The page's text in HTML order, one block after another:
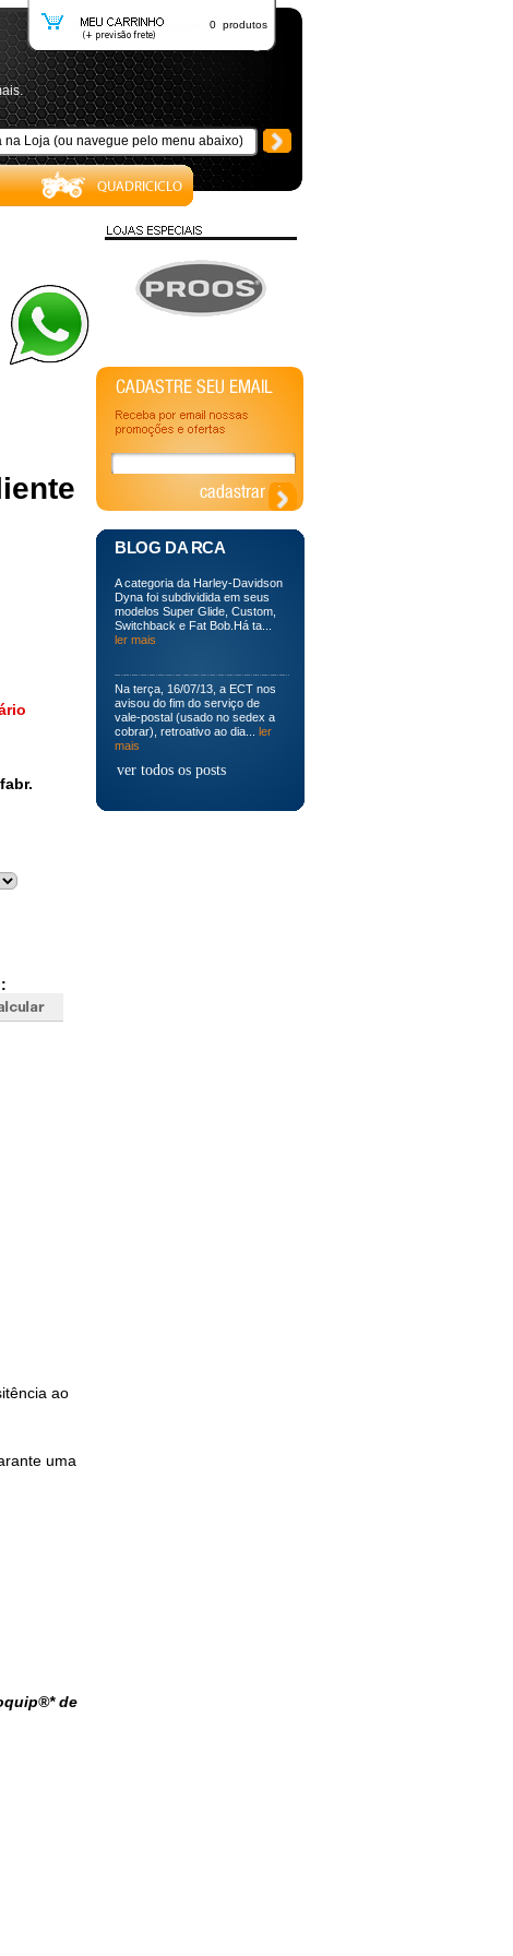
0 produtos
ao
uma
de
BLOG DA RCA
A categoria da Harley-Davidson
Dyna foi subdividida em seus
modelos Super Glide, Custom,
Switchback e Fat Bob.Há ta...
ler mais
Na terça, 16/07/13, a ECT nos
avisou do fim do serviço de
vale-postal (usado no sedex a
cobrar), retroativo ao dia... ler
mais
ver todos os posts